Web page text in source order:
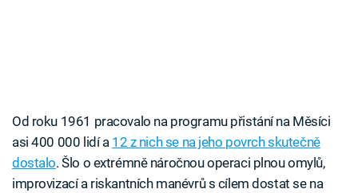
Od roku 1961 pracovalo na programu přistání na Měsíci
asi 400 000 lidí a 12 z nich se na jeho povrch skutečně
dostalo. Šlo o extrémně náročnou operaci plnou omylů,
improvizací a riskantních manévrů s cílem dostat se na